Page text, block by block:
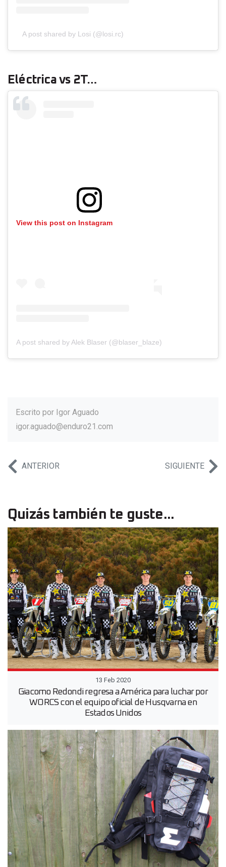
A post shared by Losi (@losi.rc)
Eléctrica vs 2T…
View this post on Instagram
A post shared by Alek Blaser (@blaser_blaze)
Escrito por Igor Aguado
igor.aguado@enduro21.com
ANTERIOR SIGUIENTE
Quizás también te guste...
13 Feb 2020
Giacomo Redondi regresa a América para luchar por
WORCS con el equipo oficial de Husqvarna en
Estados Unidos